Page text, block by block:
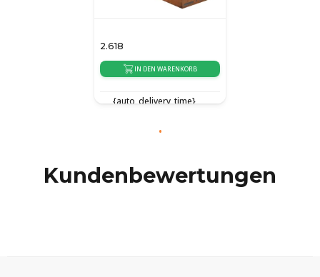
2.618
IN DEN WARENKORB
{auto_delivery_time}
Kundenbewertungen